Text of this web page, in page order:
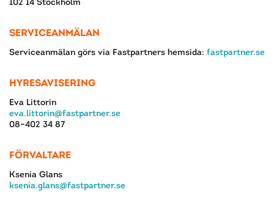
SERVICEANMÄLAN
Serviceanmälan görs via Fastpartners hemsida: fastpartner.se
HYRESAVISERING
Eva Littorin
eva.littorin@fastpartner.se
08–402 34 87
FÖRVALTARE
Ksenia Glans
ksenia.glans@fastpartner.se